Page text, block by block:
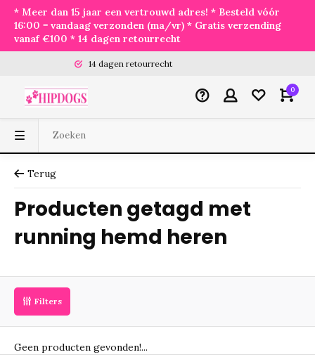
* Meer dan 15 jaar een vertrouwd adres! * Besteld vóór
16:00 = vandaag verzonden (ma/vr) * Gratis verzending
vanaf €100 * 14 dagen retourrecht
14 dagen retourrecht
0
Terug
Producten getagd met
running hemd heren
Filters
Geen producten gevonden!...